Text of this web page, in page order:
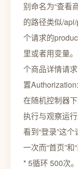
别命名为“查看
的路径类似/
个请求的
里或者用变量
个商品详情请
置
在随机控制器
执行与观察运
看到“登录”这
一次而“首页”
* 5循环 500次